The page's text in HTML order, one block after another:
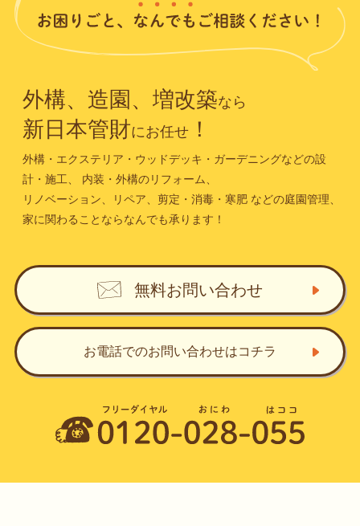
外構、造園、増改築なら
新日本管財にお任せ！
外構・エクステリア・ウッドデッキ・ガーデニングなどの設
計・施工、
内装・外構のリフォーム、
リノベーション、リペア、剪定・消毒・寒肥などの庭園管理、
家に関わることならなんでも承ります！
無料お問い合わせ
お電話でのお問い合わせはコチラ